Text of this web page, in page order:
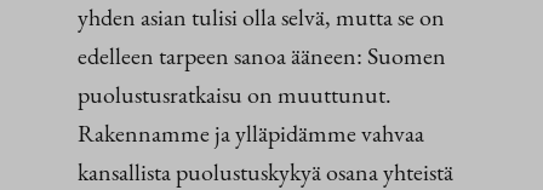
yhden asian tulisi olla selvä, mutta se on
edelleen tarpeen sanoa ääneen: Suomen
puolustusratkaisu on muuttunut.
Rakennamme ja ylläpidämme vahvaa
kansallista puolustuskykyä osana yhteistä